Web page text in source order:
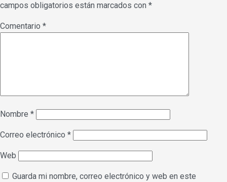
campos obligatorios están marcados con *
Comentario *
Nombre *
Correo electrónico *
Web
Guarda mi nombre, correo electrónico y web en este